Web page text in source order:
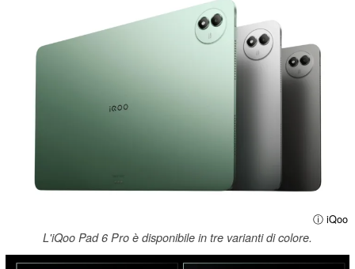
ⓘ iQoo
L'iQoo Pad 6 Pro è disponibile in tre varianti di colore.